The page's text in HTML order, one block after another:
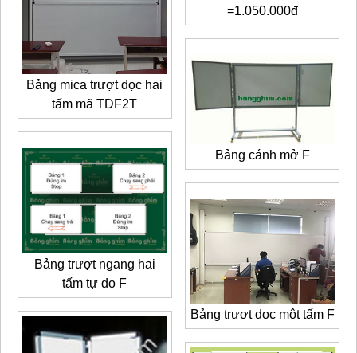
Bảng mica trượt dọc hai
tấm mã TDF2T
Bảng trượt ngang hai
tấm tự do F
=1.050.000đ
Bảng cánh mở F
Bảng trượt dọc một tấm F